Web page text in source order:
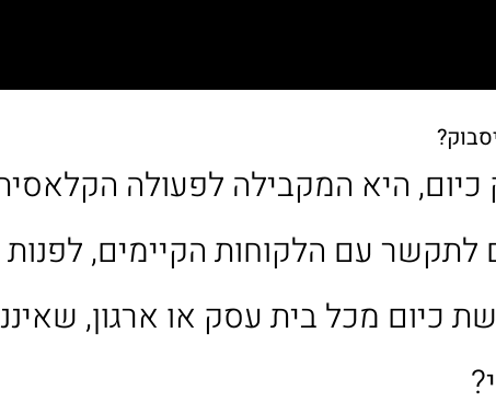
כיום, היא המקבילה לפעולה
עם הלקוחות הקיימים, לפנות
כיום מכל בית עסק או ארגון,